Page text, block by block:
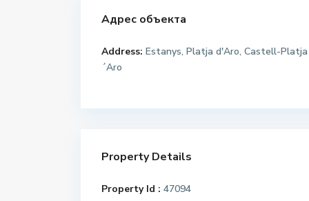
Адрес объекта
Address: Estanys, Platja d'Aro, Castell-
´Aro
Property Details
Property Id : 47094